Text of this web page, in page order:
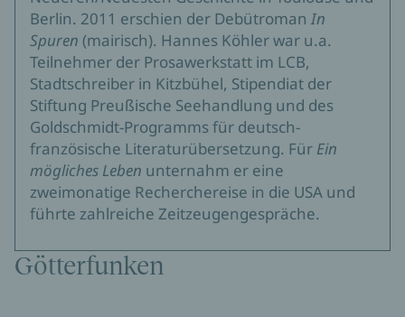
Berlin. 2011 erschien der Debütroman In
Spuren (mairisch). Hannes Köhler war u.a.
Teilnehmer der Prosawerkstatt im LCB,
Stadtschreiber in Kitzbühel, Stipendiat der
Stiftung Preußische Seehandlung und des
Goldschmidt-Programms für deutsch-
französische Literaturübersetzung. Für Ein
mögliches Leben unternahm er eine
zweimonatige Recherchereise in die USA und
führte zahlreiche Zeitzeugengespräche.
Götterfunken